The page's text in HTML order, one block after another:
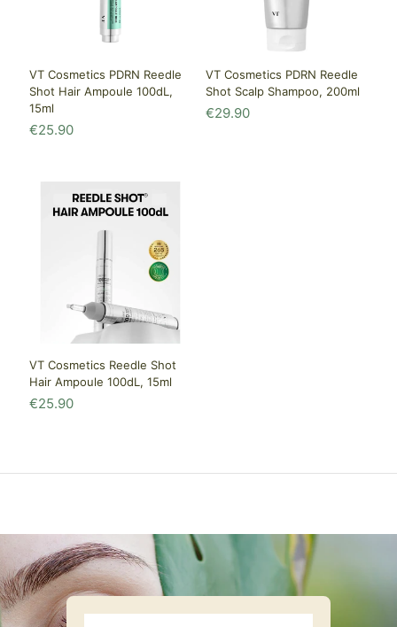
VT Cosmetics PDRN Reedle
Shot Hair Ampoule 100dL,
15ml
€25.90
VT Cosmetics PDRN Reedle
Shot Scalp Shampoo, 200ml
€29.90
VT Cosmetics Reedle Shot
Hair Ampoule 100dL, 15ml
€25.90